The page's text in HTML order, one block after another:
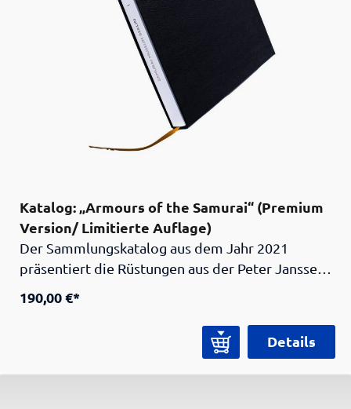
ausgewählten Bibliografie helfen dem Leser bei
der Lektüre.ISBN 978-3-947828-03-6.
Katalog: „Armours of the Samurai“ (Premium
Version/ Limitierte Auflage)
Der Sammlungskatalog aus dem Jahr 2021
präsentiert die Rüstungen aus der Peter Janssen
zur Entwicklung der Samurai-Rüstungen und zum
Weg des Tees geben einen umfassenden Einblick
in die Geschichte und die Kultur der Samurai. Im
190,00 €*
Details